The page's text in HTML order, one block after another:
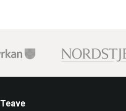
Teave